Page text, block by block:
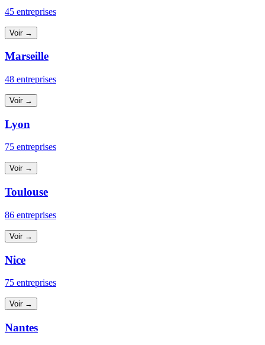
45 entreprises
Voir →
Marseille
48 entreprises
Voir →
Lyon
75 entreprises
Voir →
Toulouse
86 entreprises
Voir →
Nice
75 entreprises
Voir →
Nantes